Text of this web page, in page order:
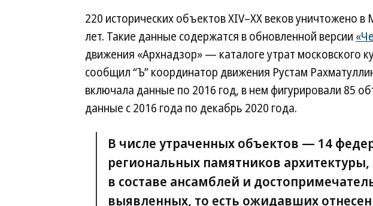
220 исторических объектов XIV–ХХ веков уничтожено в
лет. Такие данные содержатся в обновленной версии
движения «Архнадзор» — каталоге утрат московского
сообщил “Ъ” координатор движения Рустам
включала данные по 2016 год, в нем фигурировали 85
данные с 2016 года по декабрь 2020 года.
В числе утраченных объектов — 14
региональных памятников
в составе ансамблей и
выявленных, то есть ожидавших